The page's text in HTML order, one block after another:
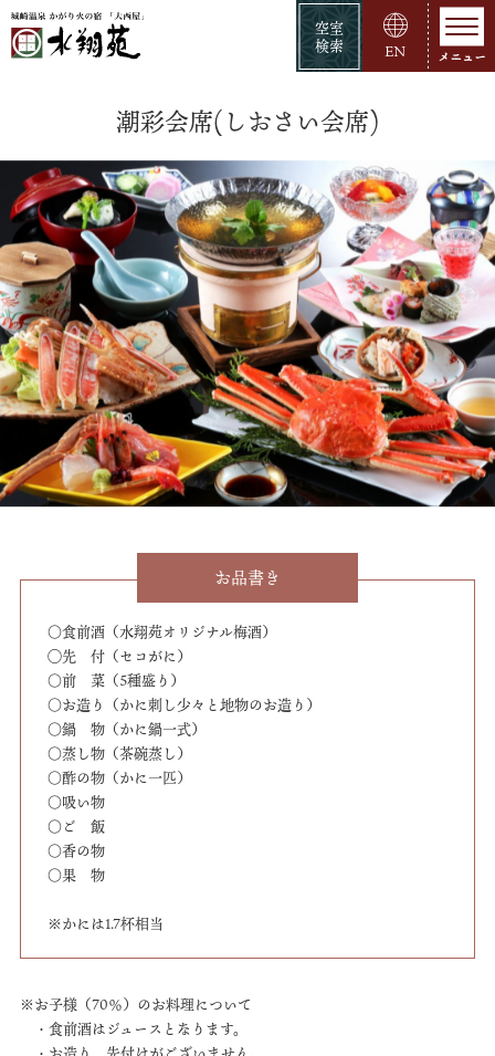
空室
検索
EN
潮彩会席(しおさい会席)
お品書き
○食前酒（水翔苑オリジナル梅酒）
◯先 付（セコがに）
○前 菜（5種盛り）
○お造り（かに刺し少々と地物のお造り）
○鍋 物（かに鍋一式）
○蒸し物（茶碗蒸し）
○酢の物（かに一匹）
○吸い物
○ご 飯
○香の物
○果 物
※かには1.7杯相当
※お子様（70％）のお料理について
・食前酒はジュースとなります。